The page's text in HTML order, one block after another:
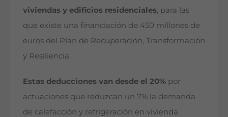
viviendas y edificios residenciales , para las
que existe una financiación de 450 millones de
euros del Plan de Recuperación, Transformación
y Resiliencia.
Estas deducciones van desde el 20% por
actuaciones que reduzcan un 7% la demanda
de calefacción y refrigeración en vivienda